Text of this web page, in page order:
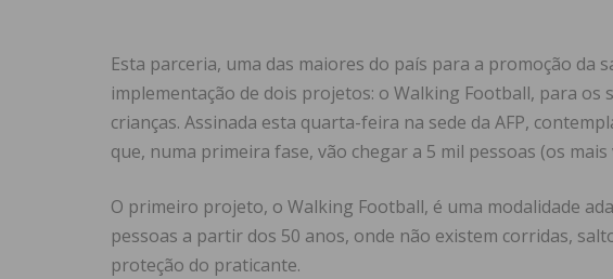
Esta parceria, uma das maiores do país para a promoção da
implementação de dois projetos: o Walking Football, para os
crianças. Assinada esta quarta-feira na sede da AFP,
que, numa primeira fase, vão chegar a 5 mil pessoas (os
O primeiro projeto, o Walking Football, é uma modalidade
pessoas a partir dos 50 anos, onde não existem corridas,
proteção do praticante.